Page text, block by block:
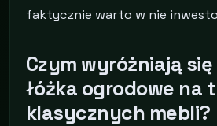
faktycznie warto w nie
Czym wyróżniają się
łóżka ogrodowe na
klasycznych mebli?